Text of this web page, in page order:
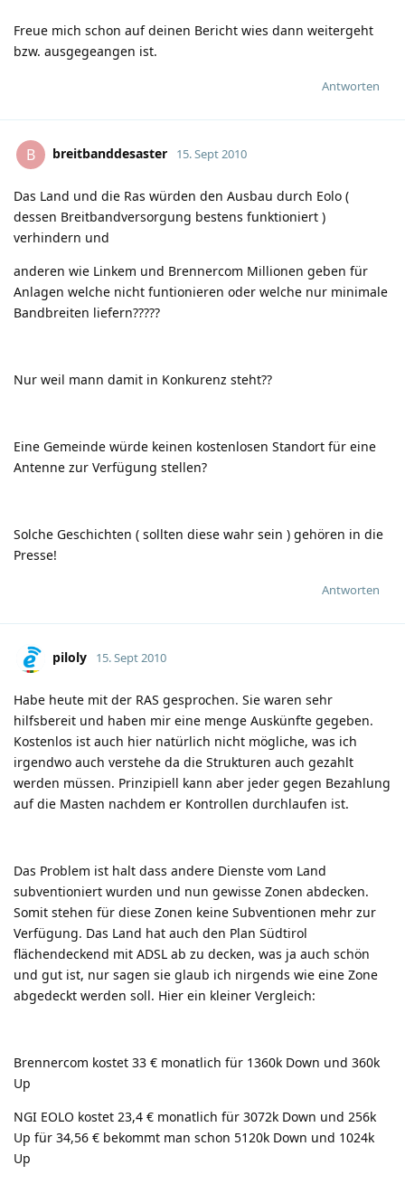
Freue mich schon auf deinen Bericht wies dann weitergeht
bzw. ausgegeangen ist.
Antworten
B breitbanddesaster 15. Sept 2010
Das Land und die Ras würden den Ausbau durch Eolo (
dessen Breitbandversorgung bestens funktioniert )
verhindern und
anderen wie Linkem und Brennercom Millionen geben für
Anlagen welche nicht funtionieren oder welche nur minimale
Bandbreiten liefern?????
Nur weil mann damit in Konkurenz steht??
Eine Gemeinde würde keinen kostenlosen Standort für eine
Antenne zur Verfügung stellen?
Solche Geschichten ( sollten diese wahr sein ) gehören in die
Presse!
Antworten
piloly 15. Sept 2010
Habe heute mit der RAS gesprochen. Sie waren sehr
hilfsbereit und haben mir eine menge Auskünfte gegeben.
Kostenlos ist auch hier natürlich nicht mögliche, was ich
irgendwo auch verstehe da die Strukturen auch gezahlt
werden müssen. Prinzipiell kann aber jeder gegen Bezahlung
auf die Masten nachdem er Kontrollen durchlaufen ist.
Das Problem ist halt dass andere Dienste vom Land
subventioniert wurden und nun gewisse Zonen abdecken.
Somit stehen für diese Zonen keine Subventionen mehr zur
Verfügung. Das Land hat auch den Plan Südtirol
flächendeckend mit ADSL ab zu decken, was ja auch schön
und gut ist, nur sagen sie glaub ich nirgends wie eine Zone
abgedeckt werden soll. Hier ein kleiner Vergleich:
Brennercom kostet 33 € monatlich für 1360k Down und 360k
Up
NGI EOLO kostet 23,4 € monatlich für 3072k Down und 256k
Up für 34,56 € bekommt man schon 5120k Down und 1024k
Up